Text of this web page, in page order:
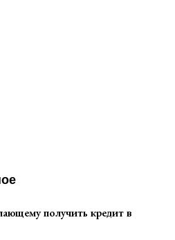
получить кредит в